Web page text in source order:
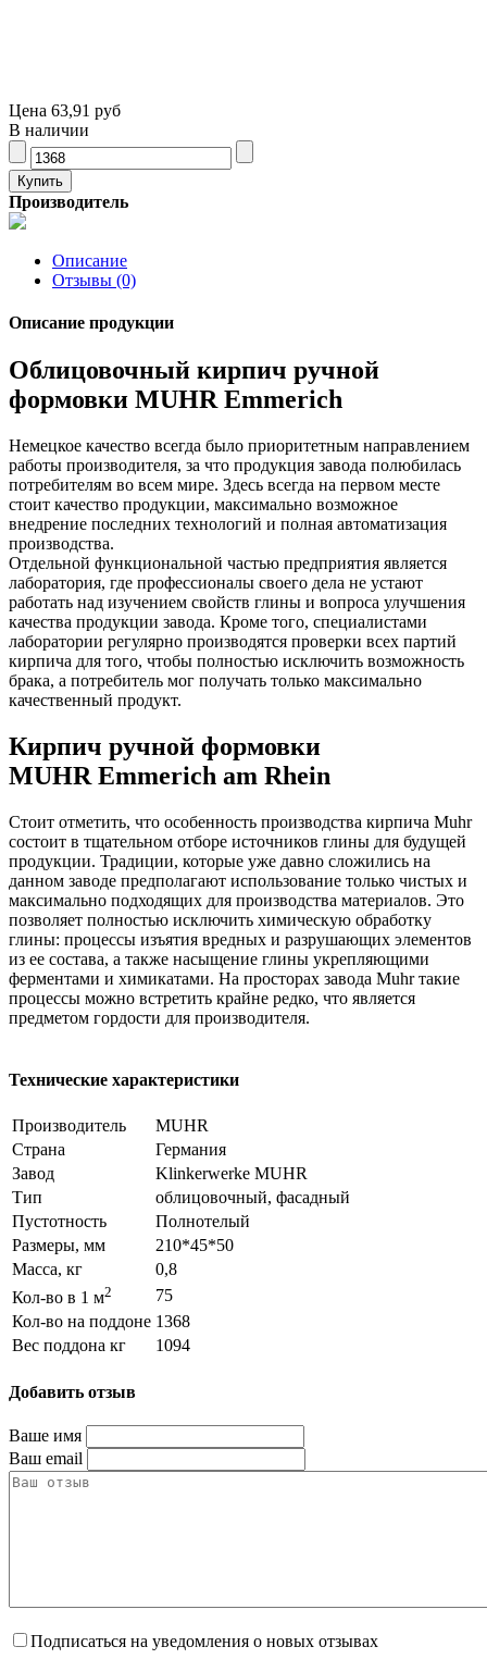
Цена 63,91 руб
В наличии
Производитель
Описание
Отзывы (0)
Описание продукции
Облицовочный кирпич ручной
формовки MUHR Emmerich
Немецкое качество всегда было приоритетным направлением
работы производителя, за что продукция завода полюбилась
потребителям во всем мире. Здесь всегда на первом месте
стоит качество продукции, максимально возможное
внедрение последних технологий и полная автоматизация
производства.
Отдельной функциональной частью предприятия является
лаборатория, где профессионалы своего дела не устают
работать над изучением свойств глины и вопроса улучшения
качества продукции завода. Кроме того, специалистами
лаборатории регулярно производятся проверки всех партий
кирпича для того, чтобы полностью исключить возможность
брака, а потребитель мог получать только максимально
качественный продукт.
Кирпич ручной формовки
MUHR Emmerich am Rhein
Стоит отметить, что особенность производства кирпича Muhr
состоит в тщательном отборе источников глины для будущей
продукции. Традиции, которые уже давно сложились на
данном заводе предполагают использование только чистых и
максимально подходящих для производства материалов. Это
позволяет полностью исключить химическую обработку
глины: процессы изъятия вредных и разрушающих элементов
из ее состава, а также насыщение глины укрепляющими
ферментами и химикатами. На просторах завода Muhr такие
процессы можно встретить крайне редко, что является
предметом гордости для производителя.
Технические характеристики
Производитель
MUHR
Страна
Германия
Завод
Klinkerwerke MUHR
Тип
облицовочный, фасадный
Пустотность
Полнотелый
Размеры, мм
210*45*50
Масса, кг
0,8
Кол-во в 1 м2
75
Кол-во на поддоне 1368
Вес поддона кг
1094
Добавить отзыв
Ваше имя
Ваш email
Подписаться на уведомления о новых отзывах